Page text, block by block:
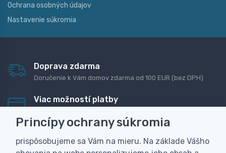
Ochrana osobných údajov
Nastavenie súkromia
Doprava zdarma
Doručenie k Vám domov zdarma od 100 EUR (bez DPH)
Viac možností platby
dobierku
Personalizácia
Princípy ochrany súkromia
prispôsobujeme sa Vám na mieru. Na základe Vášho